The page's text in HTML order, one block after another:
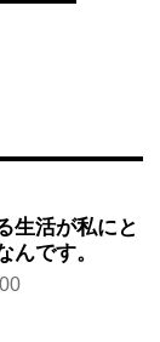
生活が私にと
んです。